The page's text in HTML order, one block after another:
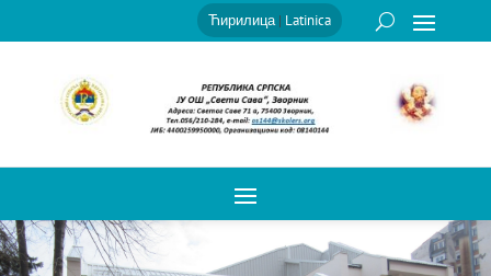
Ћирилица| Latinica